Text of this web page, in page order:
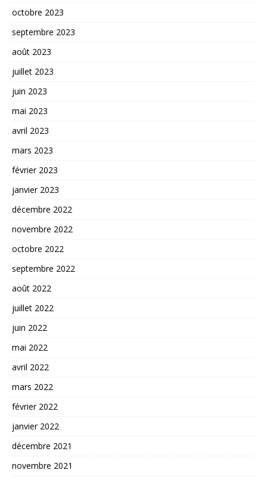
octobre 2023
septembre 2023
août 2023
juillet 2023
juin 2023
mai 2023
avril 2023
mars 2023
février 2023
janvier 2023
décembre 2022
novembre 2022
octobre 2022
septembre 2022
août 2022
juillet 2022
juin 2022
mai 2022
avril 2022
mars 2022
février 2022
janvier 2022
décembre 2021
novembre 2021